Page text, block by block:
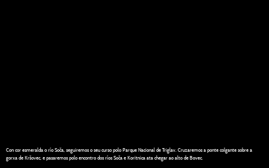
Con cor esmeralda o río Soča, seguiremos o seu curso polo Parque Nacional de Triglav. Cruzaremos a ponte colgante sobre a
gorxa de Kršovec, e pasaremos polo encontro dos ríos Soča e Koritnica ata chegar ao alto de Bovec.